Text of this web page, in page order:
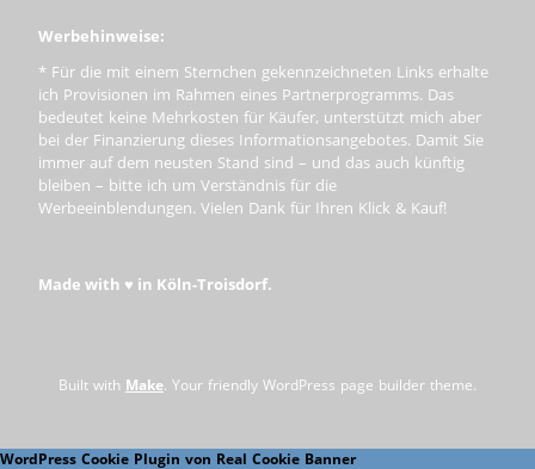
Werbehinweise:
* Für die mit einem Sternchen gekennzeichneten Links erhalte
ich Provisionen im Rahmen eines Partnerprogramms. Das
bedeutet keine Mehrkosten für Käufer, unterstützt mich aber
bei der Finanzierung dieses Informationsangebotes. Damit Sie
immer auf dem neusten Stand sind – und das auch künftig
bleiben – bitte ich um Verständnis für die
Werbeeinblendungen. Vielen Dank für Ihren Klick & Kauf!
Made with ♥ in Köln-Troisdorf.
Built with Make. Your friendly WordPress page builder theme.
WordPress Cookie Plugin von Real Cookie Banner